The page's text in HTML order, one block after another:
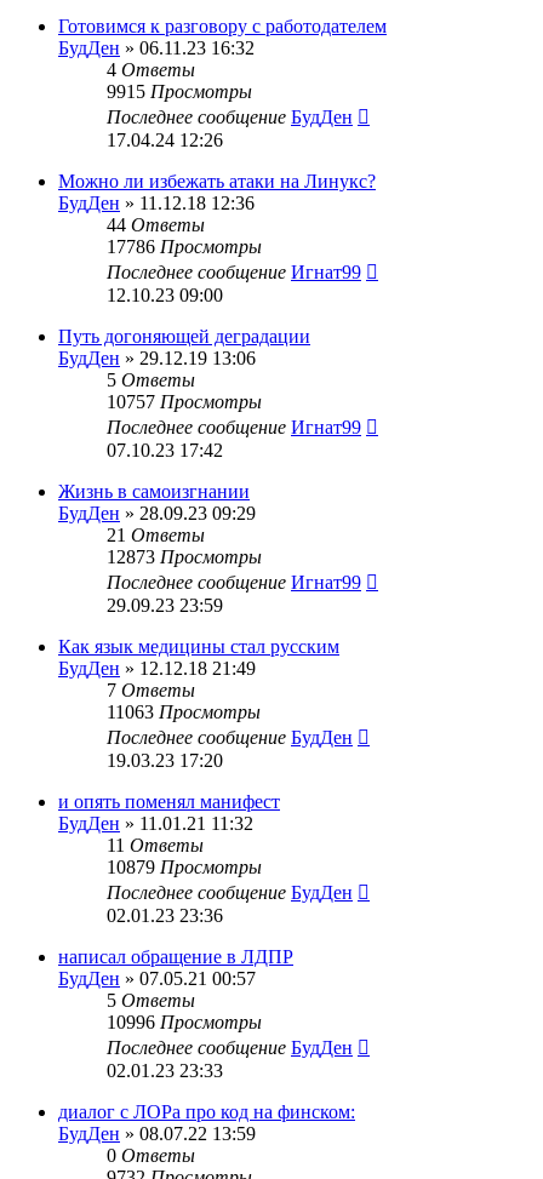
Готовимся к разговору с работодателем
БудДен » 06.11.23 16:32
4 Ответы
9915 Просмотры
Последнее сообщение БудДен
17.04.24 12:26
Можно ли избежать атаки на Линукс?
БудДен » 11.12.18 12:36
44 Ответы
17786 Просмотры
Последнее сообщение Игнат99
12.10.23 09:00
Путь догоняющей деградации
БудДен » 29.12.19 13:06
5 Ответы
10757 Просмотры
Последнее сообщение Игнат99
07.10.23 17:42
Жизнь в самоизгнании
БудДен » 28.09.23 09:29
21 Ответы
12873 Просмотры
Последнее сообщение Игнат99
29.09.23 23:59
Как язык медицины стал русским
БудДен » 12.12.18 21:49
7 Ответы
11063 Просмотры
Последнее сообщение БудДен
19.03.23 17:20
и опять поменял манифест
БудДен » 11.01.21 11:32
11 Ответы
10879 Просмотры
Последнее сообщение БудДен
02.01.23 23:36
написал обращение в ЛДПР
БудДен » 07.05.21 00:57
5 Ответы
10996 Просмотры
Последнее сообщение БудДен
02.01.23 23:33
диалог с ЛОРа про код на финском:
БудДен » 08.07.22 13:59
0 Ответы